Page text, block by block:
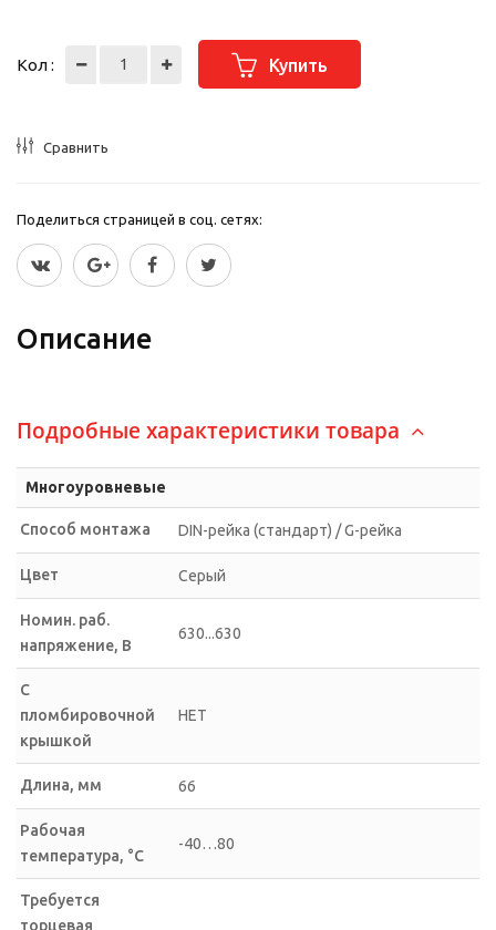
Кол : Купить
Сравнить
Поделиться страницей в соц. сетях:
Описание
Подробные характеристики товара
Многоуровневые
Способ монтажа DIN-рейка (стандарт) / G-рейка
Цвет Серый
Номин. раб.
напряжение, В
630...630
С
пломбировочной
крышкой
НЕТ
Длина, мм 66
Рабочая
температура, °C
-40…80
Требуется
торцевая